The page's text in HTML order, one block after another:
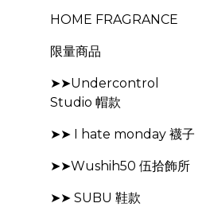
HOME FRAGRANCE
限量商品
➤➤Undercontrol
Studio 帽款
➤➤ I hate monday 襪子
➤➤Wushih50 伍拾飾所
➤➤ SUBU 鞋款